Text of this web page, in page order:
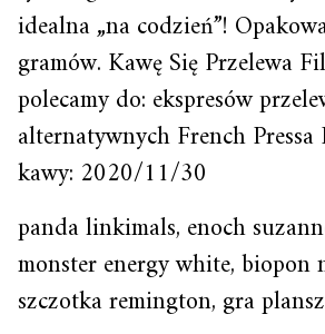
idealna „na codzień”!
gramów. Kawę Się Przelewa
polecamy do: ekspresów
alternatywnych French
kawy: 2020/11/30
panda linkimals, enoch
monster energy white, biopon
szczotka remington, gra